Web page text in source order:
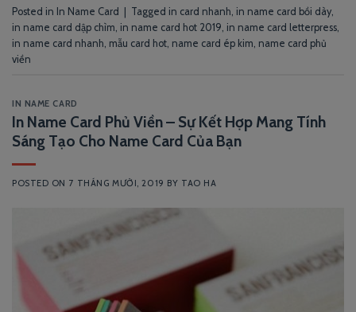
Posted in In Name Card Tagged in card nhanh, in name card bồi dày,
in name card dập chìm, in name card hot 2019, in name card letterpress,
in name card nhanh, mẫu card hot, name card ép kim, name card phủ
viền
IN NAME CARD
In Name Card Phủ Viền – Sự Kết Hợp Mang Tính
Sáng Tạo Cho Name Card Của Bạn
POSTED ON 7 THÁNG MƯỜI, 2019 BY TAO HA